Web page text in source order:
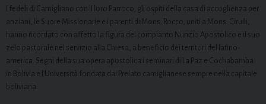
I fedeli di Camigliano con il loro Parroco, gli ospiti della casa di accoglienza per
anziani, le Suore Missionarie e i parenti di Mons. Rocco, uniti a Mons. Cirulli,
hanno ricordato con affetto la figura del compianto Nunzio Apostolico e il suo
zelo pastorale nel servizio alla Chiesa, a beneficio dei territori del latino-
america. Segni della sua opera apostolica i seminari di La Paz e Cochabamba
in Bolivia e l’Università fondata dal Prelato camiglianese sempre nella capitale
boliviana.